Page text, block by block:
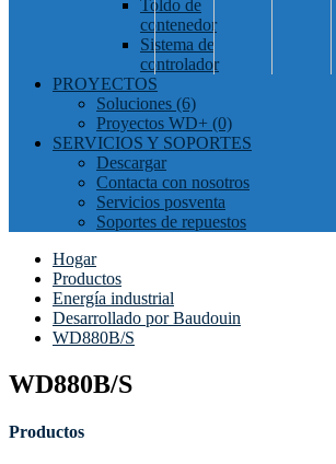
Toldo de
contenedor
Sistema de
controlador
PROYECTOS
Soluciones (6)
Proyectos WD+ (0)
SERVICIOS Y SOPORTES
Descargar
Contacta con nosotros
Servicios posventa
Soportes de repuestos
Hogar
Productos
Energía industrial
Desarrollado por Baudouin
WD880B/S
WD880B/S
Productos